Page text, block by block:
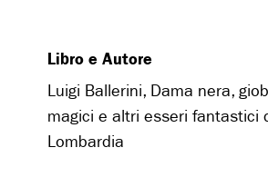
Libro e Autore
Luigi Ballerini, Dama nera,
magici e altri esseri fantastici
Lombardia